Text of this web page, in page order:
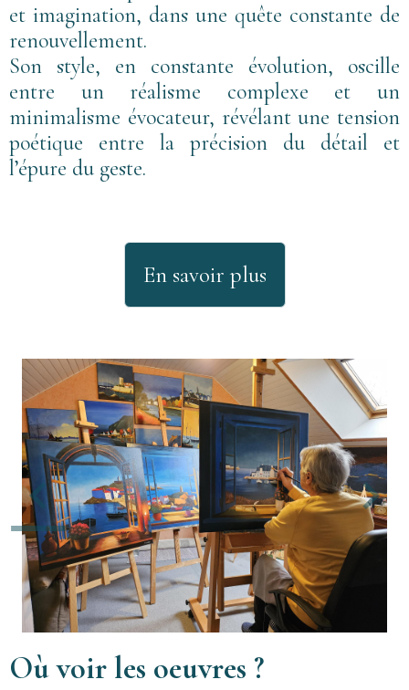
et imagination, dans une quête constante de
renouvellement.
Son style, en constante évolution, oscille
entre un réalisme complexe et un
minimalisme évocateur, révélant une tension
poétique entre la précision du détail et
l’épure du geste.
En savoir plus
Où voir les oeuvres ?